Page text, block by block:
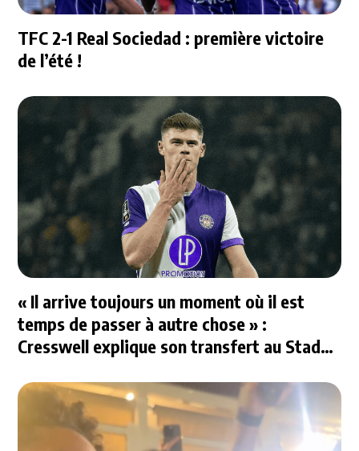
TFC 2-1 Real Sociedad : première victoire
de l’été !
« Il arrive toujours un moment où il est
temps de passer à autre chose » :
Cresswell explique son transfert au Stade